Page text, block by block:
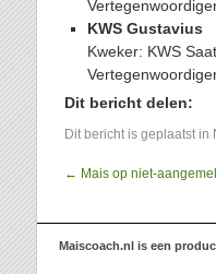
KWS Gustavius
Kweker: KWS
Dit bericht delen:
Dit bericht is geplaatst in
← Mais op niet-
Maiscoach.nl is een